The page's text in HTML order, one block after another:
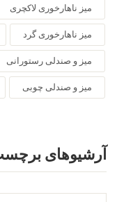
میز ناهارخوری لاکچری
میز ناهارخوری گرد
میز و صندلی رستورانی
میز و صندلی چوبی
آرشیوهای